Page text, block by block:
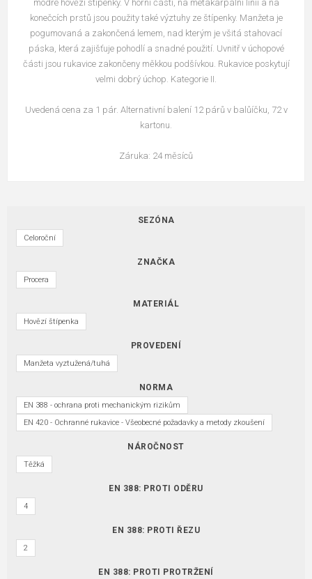
modré hovězí štípenky. V horní části, na metakarpální linii a na
konečcích prstů jsou použity také výztuhy ze štípenky. Manžeta je
pogumovaná a zakončená lemem, nad kterým je všitá stahovací
páska, která zajišťuje pohodlí a snadné použití. Uvnitř v úchopové
části jsou rukavice zakončeny měkkou podšívkou. Rukavice poskytují
velmi dobrý úchop. Kategorie II.
Uvedená cena za 1 pár. Alternativní balení 12 párů v balůíčku, 72 v
kartonu.
Záruka: 24 měsíců
SEZÓNA
Celoroční
ZNAČKA
Procera
MATERIÁL
Hovězí štípenka
PROVEDENÍ
Manžeta vyztužená/tuhá
NORMA
EN 388 - ochrana proti mechanickým rizikům
EN 420 - Ochranné rukavice - Všeobecné požadavky a metody zkoušení
NÁROČNOST
Těžká
EN 388: PROTI ODĚRU
4
EN 388: PROTI ŘEZU
2
EN 388: PROTI PROTRŽENÍ